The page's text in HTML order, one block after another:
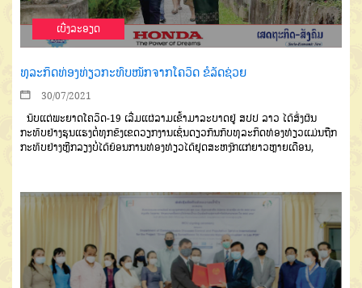
ເບີ່ງລະອຽດ
ທຸລະກິດທ່ອງທ່ຽວກະທົບໜັກຈາກໂຄວິດ ຂໍລັດຊ່ວຍ
30/07/2021
ນັບແຕ່ພະຍາດໂຄວິດ-19 ເລີ່ມແຜ່ລາມເຂົ້າມາລະບາດຢູ່ ສປປ ລາວ ໄດ້ສົ່ງຜົນ
ກະທົບຢ່າງຮຸນແຮງຕໍ່ທຸກຂົງເຂດວຽກງານເຊັ່ນດຽວກັນກັບທຸລະກິດທ່ອງທ່ຽວແມ່ນຖືກ
ກະທົບຢ່າງຫຼີກລຽງບໍ່ໄດ້ຍ້ອນການທ່ອງທ່ຽວໄດ້ຢຸດສະຫງັກແກ່ຍາວຫຼາຍເດືອນ,